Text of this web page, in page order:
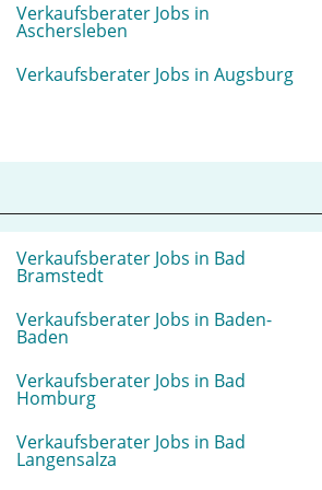
Verkaufsberater Jobs in
Aschersleben
Verkaufsberater Jobs in Augsburg
Verkaufsberater Jobs in Bad
Bramstedt
Verkaufsberater Jobs in Baden-
Baden
Verkaufsberater Jobs in Bad
Homburg
Verkaufsberater Jobs in Bad
Langensalza